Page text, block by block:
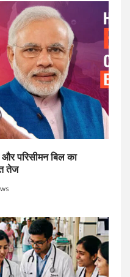
परिसीमन बिल का
तेज